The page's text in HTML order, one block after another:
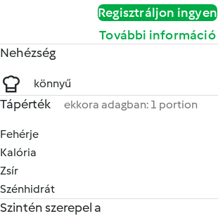
Regisztráljon ingyen
További információ
Nehézség
könnyű
Tápérték ekkora adagban: 1 portion
Fehérje
Kalória
Zsír
Szénhidrát
Szintén szerepel a